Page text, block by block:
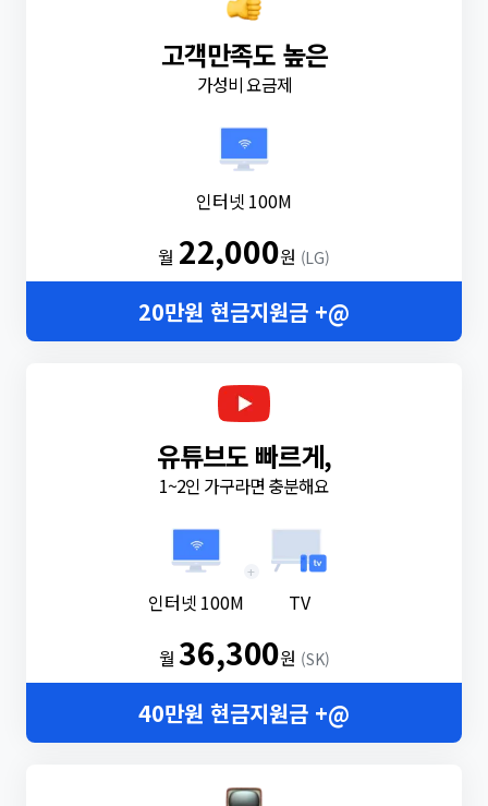
고객만족도 높은
가성비 요금제
인터넷 100M
월 22,000원 (LG)
20만원 현금지원금 +@
유튜브도 빠르게,
1~2인 가구라면 충분해요
인터넷 100M
+
TV
월36,300원 (SK)
40만원 현금지원금 +@